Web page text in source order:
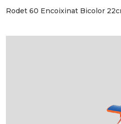
Rodet 60 Encoixinat Bicolor